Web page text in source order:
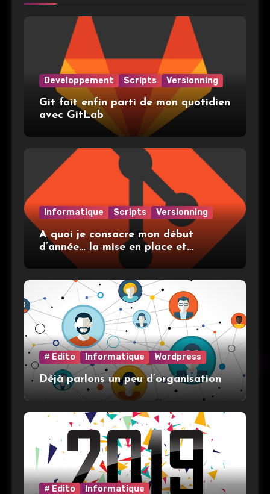
Developpement Scripts Versionning
Git fait enfin parti de mon quotidien
avec GitLab
Informatique Scripts Versionning
A quoi je consacre mon début
d’année… la mise en place et
l’utilisation de git
# Edito Informatique Wordpress
Déjà parlons un peu d’organisation
# Edito Informatique